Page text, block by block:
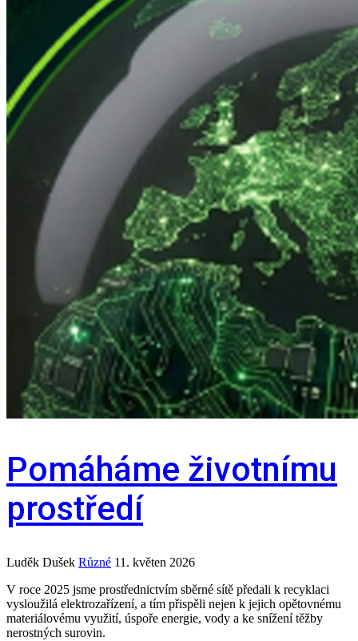
Pomáháme životnímu
prostředí
Luděk Dušek Různé 11. květen 2026
V roce 2025 jsme prostřednictvím sběrné sítě předali k recyklaci
vysloužilá elektrozařízení, a tím přispěli nejen k jejich opětovnému
materiálovému využití, úspoře energie, vody a ke snížení těžby
nerostných surovin.